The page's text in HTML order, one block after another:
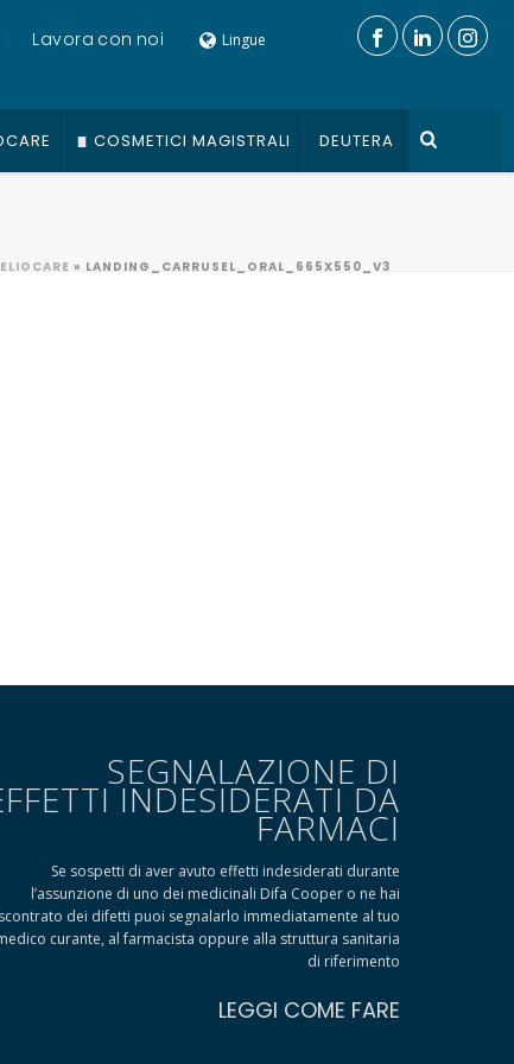
Lavora con noi Lingue
COSMETICI MAGISTRALI DEUTERA
» LANDING_CARRUSEL_ORAL_665X550_V3
SEGNALAZIONE DI
INDESIDERATI DA
FARMACI
Se sospetti di aver avuto effetti indesiderati durante
l’assunzione di uno dei medicinali Difa Cooper o ne hai
dei difetti puoi segnalarlo immediatamente al tuo
curante, al farmacista oppure alla struttura sanitaria
di riferimento
LEGGI COME FARE